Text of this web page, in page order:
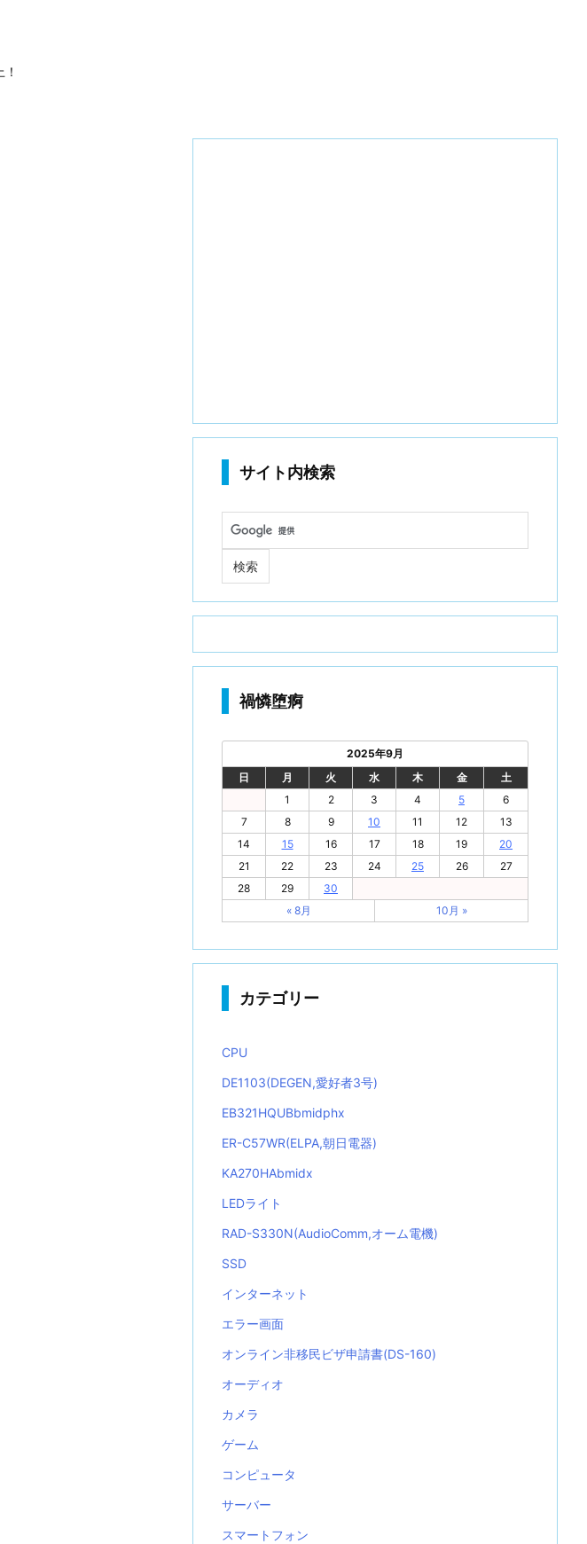
サイト内検索
禍憐堕痾
2025年9月
日
月 火 水 木 金
土
1
2 3 4 5
6
7
8 9 10 11 12
13
14
15 16 17 18 19
20
21
22 23 24 25 26
27
28
29
30
« 8月
10月 »
カテゴリー
CPU
DE1103(DEGEN,愛好者3号)
EB321HQUBbmidphx
ER-C57WR(ELPA,朝日電器)
KA270HAbmidx
LEDライト
RAD-S330N(AudioComm,オーム電機)
SSD
インターネット
エラー画面
オンライン非移民ビザ申請書(DS-160)
オーディオ
カメラ
ゲーム
コンピュータ
サーバー
スマートフォン